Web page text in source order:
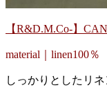
【R&D.M.Co-】
material｜linen100
しっかりとしたリ